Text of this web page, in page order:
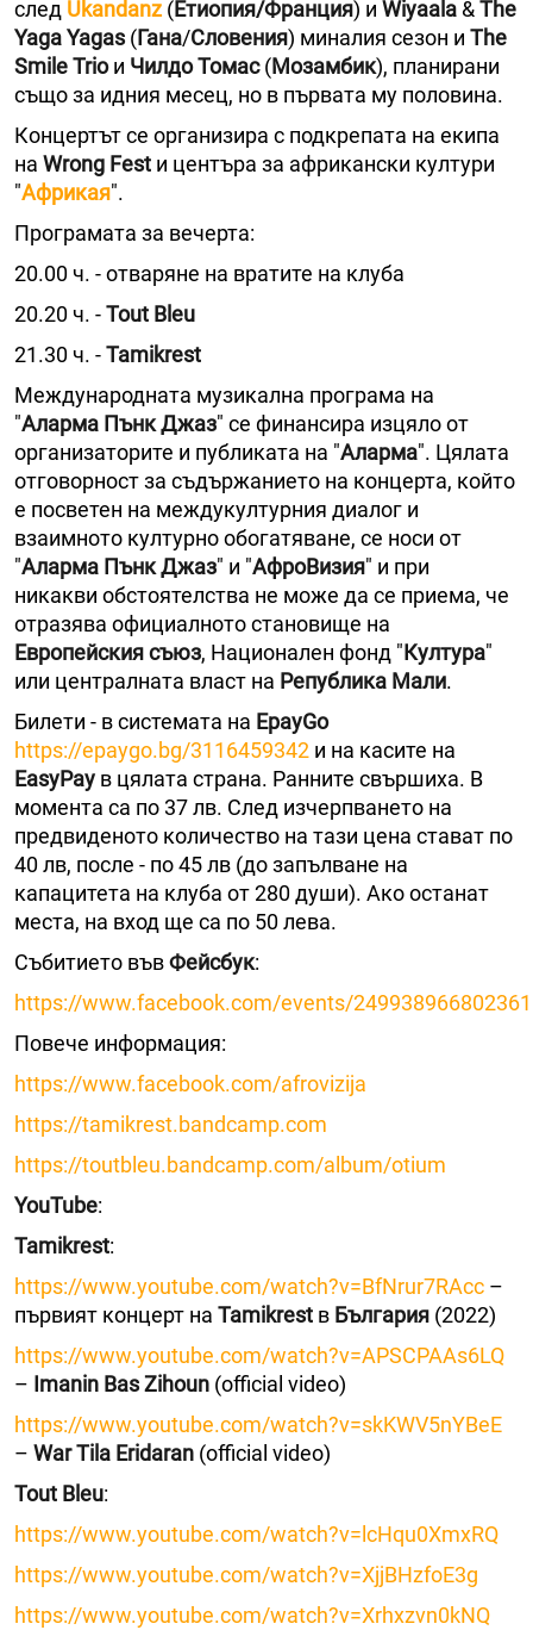
след Ukandanz (Етиопия/Франция) и Wiyaala &The
Yaga Yagas (Гана/Словения) миналия сезон и The
Smile Trioи Чилдо Томас(Мозамбик), планирани
също за идния месец, но в първата му половина.
Концертът се организира с подкрепата на екипа
на Wrong Fest и центъра за африкански култури
"Африкая".
Програмата за вечерта:
20.00 ч. - отваряне на вратите на клуба
20.20 ч. -Tout Bleu
21.30 ч. -Tamikrest
Международната музикална програма на
"Аларма Пънк Джаз" се финансира изцяло от
организаторите и публиката на "Аларма". Цялата
отговорност за съдържанието на концерта, който
е посветен на междукултурния диалог и
взаимното културно обогатяване, се носи от
"Аларма Пънк Джаз" и "АфроВизия" и при
никакви обстоятелства не може да се приема, че
отразява официалното становище на
Европейския съюз, Национален фонд "Култура"
или централната власт на Република Мали.
Билети - в системата на EpayGo
https://epaygo.bg/3116459342 и на касите на
EasyPay в цялата страна. Ранните свършиха. В
момента са по 37 лв. След изчерпването на
предвиденото количество на тази цена стават по
40 лв, после - по 45 лв (до запълване на
капацитета на клуба от 280 души). Ако останат
места, на вход ще са по 50 лева.
Събитието въвФейсбук:
https://www.facebook.com/events/
Повече информация:
https://www.facebook.com/afrovizija
https://tamikrest.bandcamp.com
https://toutbleu.bandcamp.com/album/otium
YouTube:
Tamikrest:
https://www.youtube.com/watch?v=BfNrur7RAcc –
първият концерт на Tamikrest в България (2022)
https://www.youtube.com/watch?v=APSCPAAs6LQ
– Imanin Bas Zihoun (official video)
https://www.youtube.com/watch?v=skKWV5nYBeE
– War Tila Eridaran (official video)
Tout Bleu:
https://www.youtube.com/watch?v=lcHqu0XmxRQ
https://www.youtube.com/watch?v=XjjBHzfoE3g
https://www.youtube.com/watch?v=Xrhxzvn0kNQ